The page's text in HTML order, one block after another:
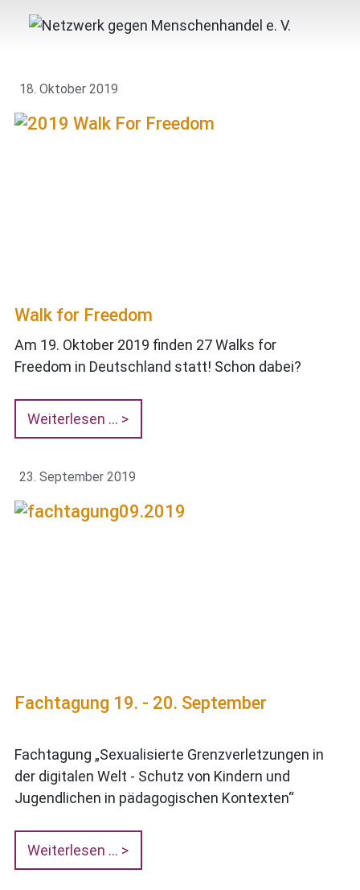
18. Oktober 2019
Walk for Freedom
Am 19. Oktober 2019 finden 27 Walks for
Freedom in Deutschland statt! Schon dabei?
Weiterlesen …
23. September 2019
Fachtagung 19. - 20. September
Fachtagung „Sexualisierte Grenzverletzungen in
der digitalen Welt - Schutz von Kindern und
Jugendlichen in pädagogischen Kontexten“
Weiterlesen …